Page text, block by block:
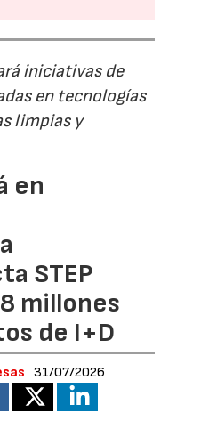
iniciativas de
en tecnologías
limpias y
en
STEP
millones
de I+D
31/07/2026